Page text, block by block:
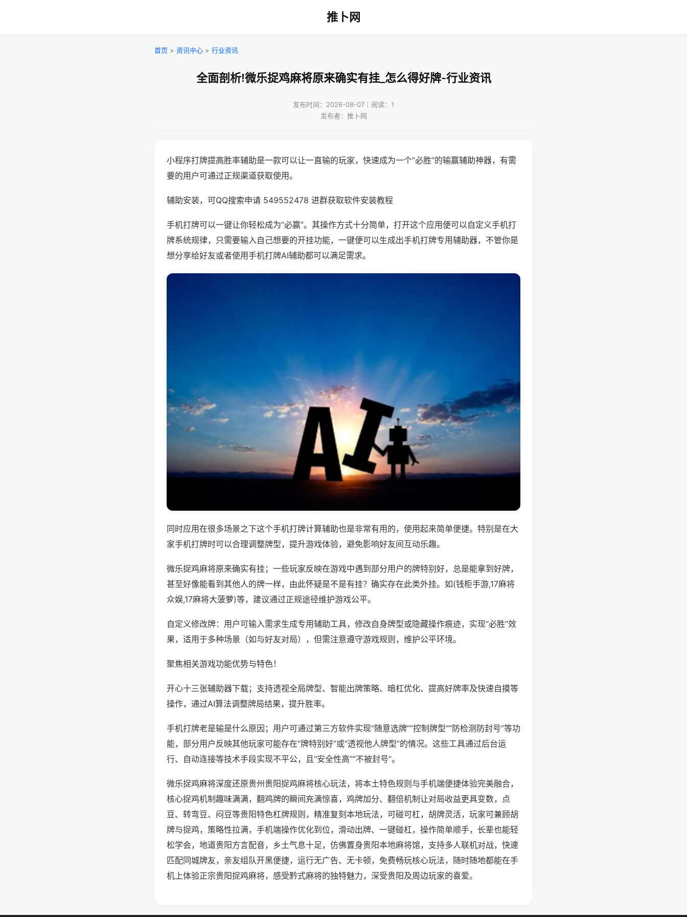
推卜网
首页 > 资讯中心 > 行业资讯
全面剖析!微乐捉鸡麻将原来确实有挂_怎么得好牌-行业资讯
发布时间：2026-08-07｜阅读：1
发布者：推卜网
小程序打牌提高胜率辅助是一款可以让一直输的玩家，快速成为一个“必胜”的输赢辅助神器，有需
要的用户可通过正规渠道获取使用。
辅助安装，可QQ搜索申请 549552478 进群获取软件安装教程
手机打牌可以一键让你轻松成为“必赢”。其操作方式十分简单，打开这个应用便可以自定义手机打
牌系统规律，只需要输入自己想要的开挂功能，一键便可以生成出手机打牌专用辅助器，不管你是
想分享给好友或者使用手机打牌AI辅助都可以满足需求。
同时应用在很多场景之下这个手机打牌计算辅助也是非常有用的，使用起来简单便捷。特别是在大
家手机打牌时可以合理调整牌型，提升游戏体验，避免影响好友间互动乐趣。
微乐捉鸡麻将原来确实有挂；一些玩家反映在游戏中遇到部分用户的牌特别好，总是能拿到好牌，
甚至好像能看到其他人的牌一样，由此怀疑是不是有挂？确实存在此类外挂。如(钱柜手游,17麻将
众娱,17麻将大菠萝)等，建议通过正规途径维护游戏公平。
自定义修改牌：用户可输入需求生成专用辅助工具，修改自身牌型或隐藏操作痕迹，实现“必胜”效
果，适用于多种场景（如与好友对局），但需注意遵守游戏规则，维护公平环境。
聚焦相关游戏功能优势与特色！
开心十三张辅助器下载；支持透视全局牌型、智能出牌策略、暗杠优化、提高好牌率及快速自摸等
操作，通过AI算法调整牌局结果，提升胜率。
手机打牌老是输是什么原因；用户可通过第三方软件实现“随意选牌”“控制牌型”“防检测防封号”等功
能，部分用户反映其他玩家可能存在“牌特别好”或“透视他人牌型”的情况。这些工具通过后台运
行、自动连接等技术手段实现不平公，且“安全性高”“不被封号”。
微乐捉鸡麻将深度还原贵州贵阳捉鸡麻将核心玩法，将本土特色规则与手机端便捷体验完美融合，
核心捉鸡机制趣味满满，翻鸡牌的瞬间充满惊喜，鸡牌加分、翻倍机制让对局收益更具变数，点
豆、转弯豆、闷豆等贵阳特色杠牌规则，精准复刻本地玩法，可碰可杠，胡牌灵活，玩家可兼顾胡
牌与捉鸡，策略性拉满，手机端操作优化到位，滑动出牌、一键碰杠，操作简单顺手，长辈也能轻
松学会，地道贵阳方言配音，乡土气息十足，仿佛置身贵阳本地麻将馆，支持多人联机对战，快速
匹配同城牌友，亲友组队开黑便捷，运行无广告、无卡顿，免费畅玩核心玩法，随时随地都能在手
机上体验正宗贵阳捉鸡麻将，感受黔式麻将的独特魅力，深受贵阳及周边玩家的喜爱。